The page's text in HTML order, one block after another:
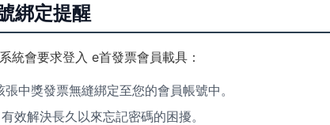
綁定提醒
統會要求登入 e首發票會員載具：
中獎發票無縫綁定至您的會員帳號中。
效解決長久以來忘記密碼的困擾。